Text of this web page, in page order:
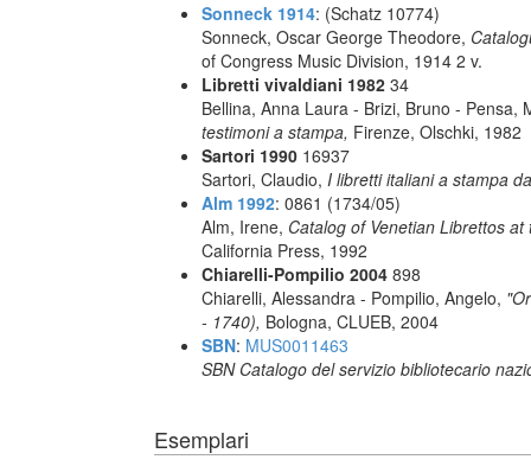
Sonneck 1914: (Schatz 10774)
Sonneck, Oscar George Theodore,
of Congress Music Division, 1914 2 v.
Libretti vivaldiani 1982 34
Bellina, Anna Laura - Brizi, Bruno - Pensa,
testimoni a stampa, Firenze, Olschki, 1982
Sartori 1990 16937
Sartori, Claudio, I libretti italiani a stampa
Alm 1992: 0861 (1734/05)
Alm, Irene, Catalog of Venetian Librettos
California Press, 1992
Chiarelli-Pompilio 2004 898
Chiarelli, Alessandra - Pompilio, Angelo,
- 1740), Bologna, CLUEB, 2004
SBN: MUS0011463
SBN Catalogo del servizio bibliotecario
Esemplari